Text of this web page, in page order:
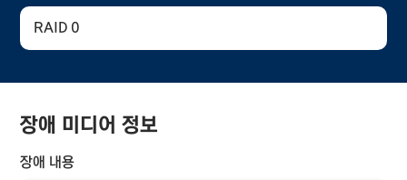
RAID 0
장애 미디어 정보
장애 내용